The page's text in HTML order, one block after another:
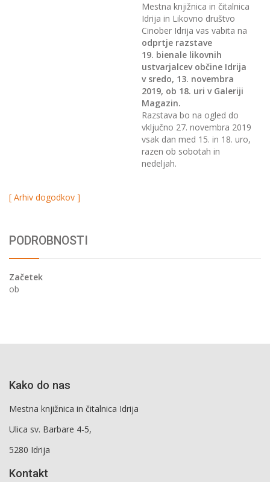
Mestna knjižnica in čitalnica
Idrija in Likovno društvo
Cinober Idrija vas vabita na
odprtje razstave
19. bienale likovnih
ustvarjalcev občine Idrija
v sredo, 13. novembra
2019, ob 18. uri v Galeriji
Magazin.
Razstava bo na ogled do
vključno 27. novembra 2019
vsak dan med 15. in 18. uro,
razen ob sobotah in
nedeljah.
[ Arhiv dogodkov ]
PODROBNOSTI
Začetek
ob
Kako do nas
Mestna knjižnica in čitalnica Idrija
Ulica sv. Barbare 4-5,
5280 Idrija
Kontakt